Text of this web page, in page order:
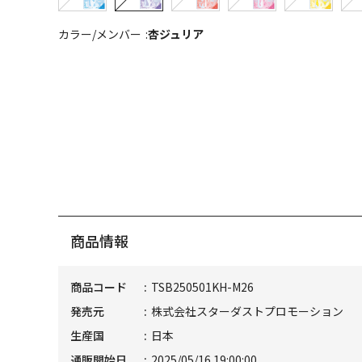
カラー/メンバー 杏ジュリア
商品情報
商品コード
TSB250501KH-M26
発売元
株式会社スターダストプロモーション
生産国
日本